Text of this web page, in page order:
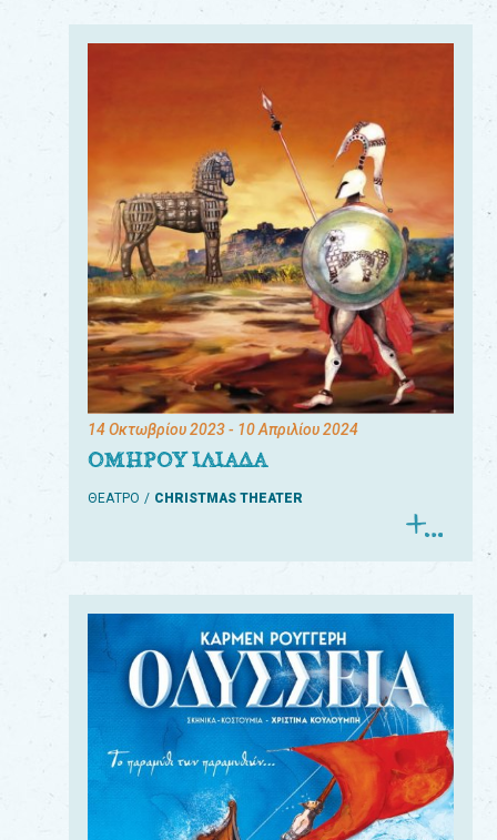
14 Οκτωβρίου 2023- 10 Απριλίου 2024
ΟΜΗΡΟΥ ΙΛΙΑΔΑ
ΘΕΑΤΡΟ CHRISTMAS THEATER